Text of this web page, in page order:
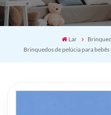
Lar
Brinquedos de pelúcia para